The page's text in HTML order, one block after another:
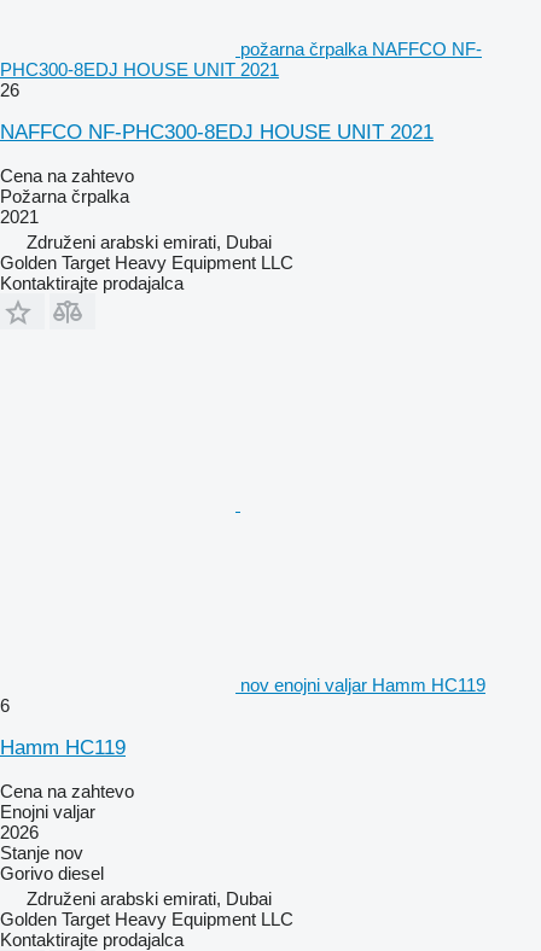
požarna črpalka NAFFCO NF-
PHC300-8EDJ HOUSE UNIT 2021
26
NAFFCO NF-PHC300-8EDJ HOUSE UNIT 2021
Cena na zahtevo
Požarna črpalka
2021
Združeni arabski emirati, Dubai
Golden Target Heavy Equipment LLC
Kontaktirajte prodajalca
nov enojni valjar Hamm HC119
6
Hamm HC119
Cena na zahtevo
Enojni valjar
2026
Stanje nov
Gorivo diesel
Združeni arabski emirati, Dubai
Golden Target Heavy Equipment LLC
Kontaktirajte prodajalca